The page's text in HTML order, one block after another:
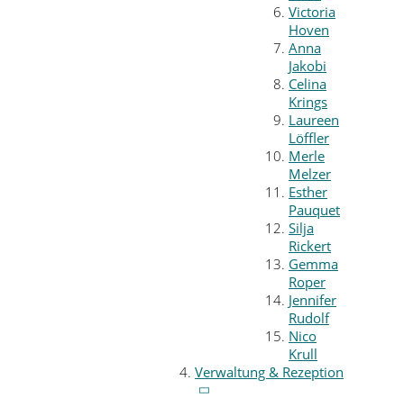
Victoria
Hoven
Anna
Jakobi
Celina
Krings
Laureen
Löffler
Merle
Melzer
Esther
Pauquet
Silja
Rickert
Gemma
Roper
Jennifer
Rudolf
Nico
Krull
Verwaltung & Rezeption